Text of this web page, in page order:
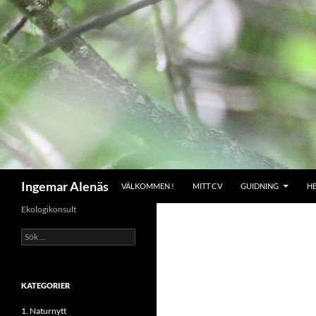
Hoppa
till
innehåll
Ingemar Alenäs VÄLKOMMEN ! MITT CV GUIDNING
Ekologikonsult
Sök
efter:
KATEGORIER
1. Naturnytt